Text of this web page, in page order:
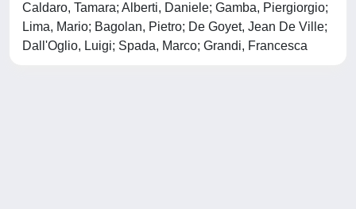
Caldaro, Tamara; Alberti, Daniele; Gamba, Piergiorgio;
Lima, Mario; Bagolan, Pietro; De Goyet, Jean De Ville;
Dall'Oglio, Luigi; Spada, Marco; Grandi, Francesca